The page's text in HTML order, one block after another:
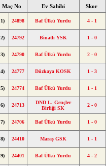
Maç No Ev Sahibi Skor
1) 24898 Baf Ülkü Yurdu 4 - 1
2) 24792 Binatlı YSK 1 - 0
3) 24790 Baf Ülkü Yurdu 2 - 0
4) 24777 Düzkaya KOSK 1 - 3
5) 24774 Baf Ülkü Yurdu 1 - 1
6) 24713
DND L. Gençler
Birliği SK
2 - 0
7) 24706 Baf Ülkü Yurdu 1 - 0
8) 24410 Maraş GSK 1 - 1
9) 24401 Baf Ülkü Yurdu 4 - 2